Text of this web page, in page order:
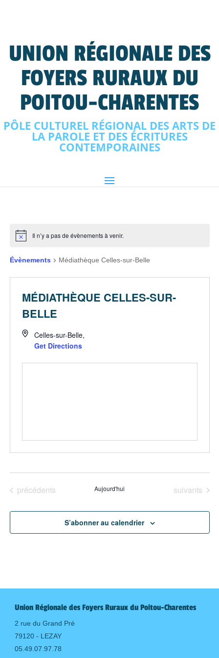
UNION RÉGIONALE DES
FOYERS RURAUX DU
POITOU-CHARENTES
PÔLE CULTUREL RÉGIONAL DES ARTS DE
LA PAROLE ET DES ÉCRITURES
CONTEMPORAINES
Il n’y a pas de évènements à venir.
Évènements Médiathèque Celles-sur-Belle
MÉDIATHÈQUE CELLES-SUR-
BELLE
Celles-sur-Belle,
Get Directions
Évènements
précédents Aujourd'hui Évènements
suivants
S’abonner au calendrier
Union Régionale des Foyers Ruraux du Poitou-Charentes
2 rue du Grand Pré
79120 - LEZAY
05.49.07.97.78